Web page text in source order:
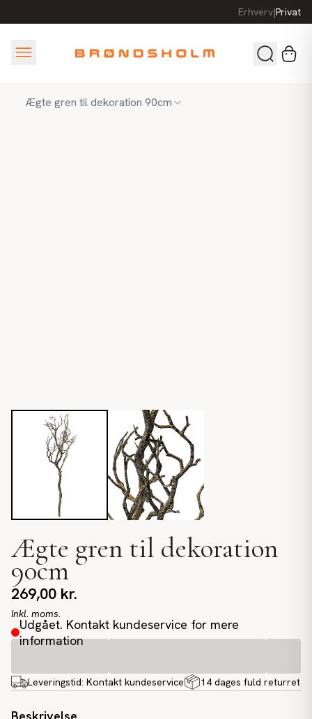
Erhverv|Privat
Ægte gren til dekoration 90cm
Ægte gren til dekoration
90cm
269,00 kr.
Inkl. moms.
Udgået. Kontakt kundeservice for mere
information
Leveringstid: Kontakt kundeservice 14 dages fuld returret